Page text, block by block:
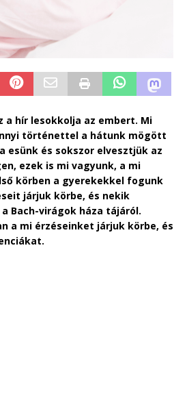
a hír lesokkolja az embert. Mi
történettel a hátunk mögött
esünk és sokszor elvesztjük az
ezek is mi vagyunk, a mi
körben a gyerekekkel fogunk
járjuk körbe, és nekik
Bach-virágok háza tájáról.
a mi érzéseinket járjuk körbe, és